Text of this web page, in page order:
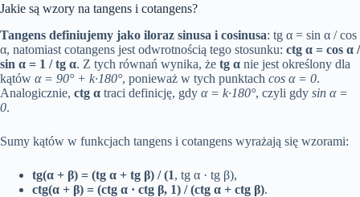
Jakie są wzory na tangens i cotangens?
Tangens definiujemy jako iloraz sinusa i cosinusa: tg α = sin α / cos
α, natomiast cotangens jest odwrotnością tego stosunku: ctg α = cos α /
sin α = 1 / tg α. Z tych równań wynika, że tg α nie jest określony dla
kątów α = 90° + k·180°, ponieważ w tych punktach cos α = 0.
Analogicznie, ctg α traci definicję, gdy α = k·180°, czyli gdy sin α =
0.
Sumy kątów w funkcjach tangens i cotangens wyrażają się wzorami:
tg(α + β) = (tg α + tg β) / (1, tg α · tg β),
ctg(α + β) = (ctg α · ctg β, 1) / (ctg α + ctg β).